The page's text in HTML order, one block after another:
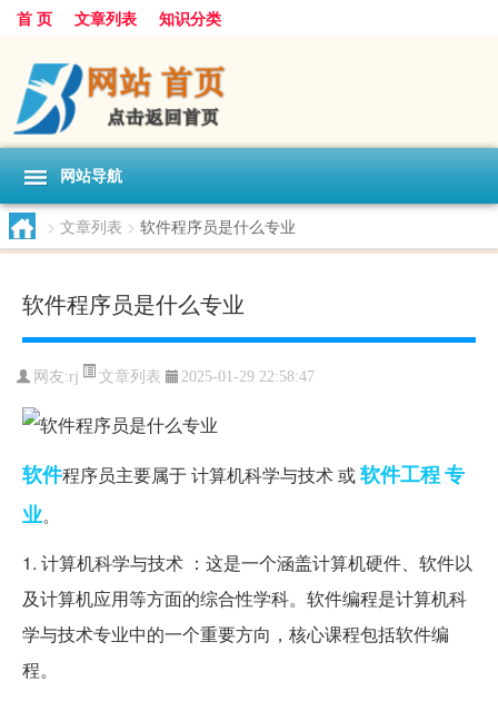
首 页 文章列表 知识分类
网站导航
> 文章列表 > 软件程序员是什么专业
软件程序员是什么专业
网友:rj 文章列表 2025-01-29 22:58:47
软件程序员主要属于 计算机科学与技术 或软件工程专
业。
1. 计算机科学与技术 ：这是一个涵盖计算机硬件、软件以
及计算机应用等方面的综合性学科。软件编程是计算机科
学与技术专业中的一个重要方向，核心课程包括软件编
程。